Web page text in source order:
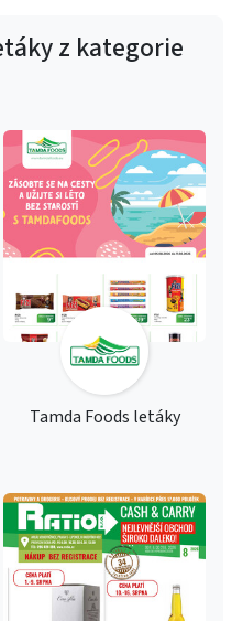
z kategorie
Tamda Foods letáky